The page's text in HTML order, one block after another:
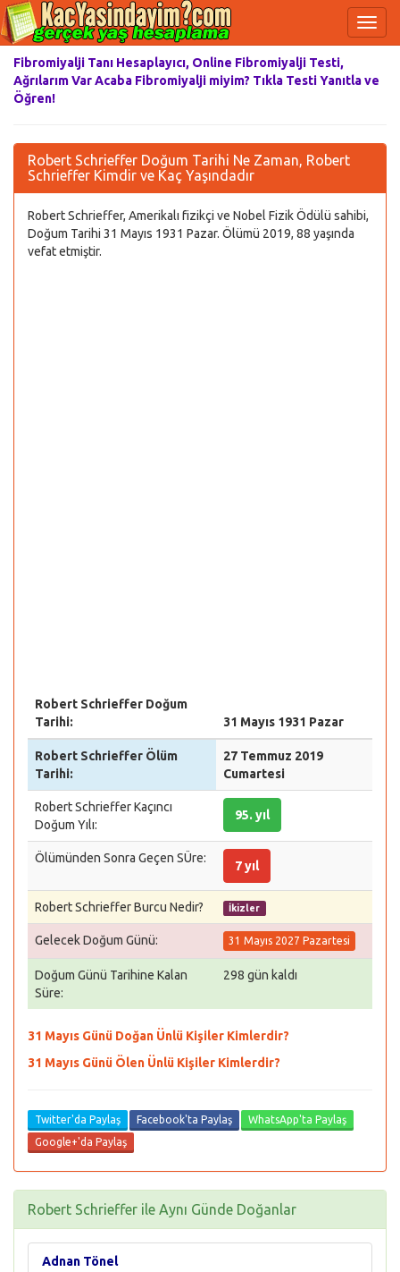
Fibromiyalji Tanı Hesaplayıcı, Online Fibromiyalji Testi,
Ağrılarım Var Acaba Fibromiyalji miyim? Tıkla Testi Yanıtla ve
Öğren!
Robert Schrieffer Doğum Tarihi Ne Zaman, Robert
Schrieffer Kimdir ve Kaç Yaşındadır
Robert Schrieffer, Amerikalı fizikçi ve Nobel Fizik Ödülü sahibi,
Doğum Tarihi 31 Mayıs 1931 Pazar. Ölümü 2019, 88 yaşında
vefat etmiştir.
Robert Schrieffer Doğum
Tarihi:
31 Mayıs 1931 Pazar
Robert Schrieffer Ölüm
Tarihi:
27 Temmuz 2019
Cumartesi
Robert Schrieffer Kaçıncı
Doğum Yılı:
95. yıl
Ölümünden Sonra Geçen SÜre:
7 yıl
Robert Schrieffer Burcu Nedir? İkizler
Gelecek Doğum Günü: 31 Mayıs 2027 Pazartesi
Doğum Günü Tarihine Kalan
Süre:
298 gün kaldı
31 Mayıs Günü Doğan Ünlü Kişiler Kimlerdir?
31 Mayıs Günü Ölen Ünlü Kişiler Kimlerdir?
Twitter'da Paylaş Facebook'ta Paylaş
WhatsApp'ta Paylaş
Google+'da Paylaş
Robert Schrieffer ile Aynı Günde Doğanlar
Adnan Tönel